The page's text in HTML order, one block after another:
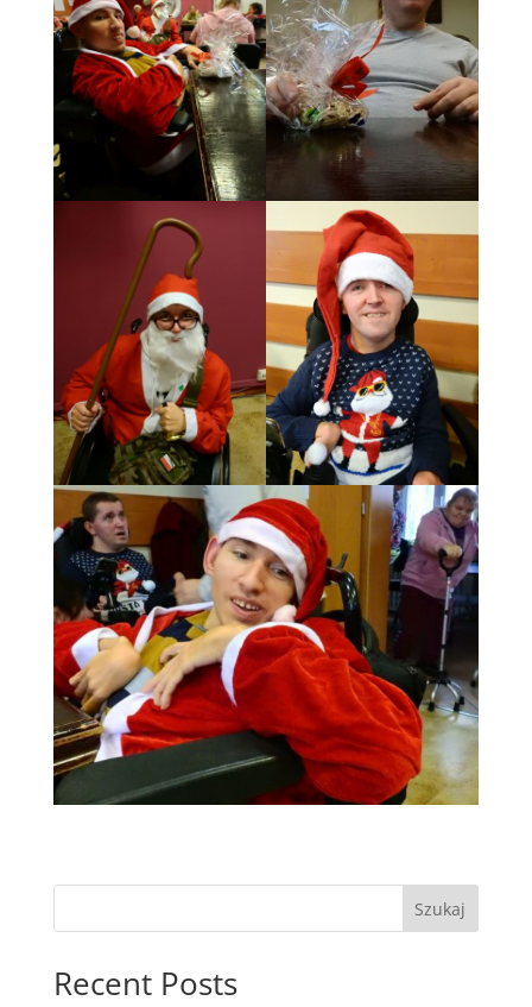
Szukaj
Recent Posts